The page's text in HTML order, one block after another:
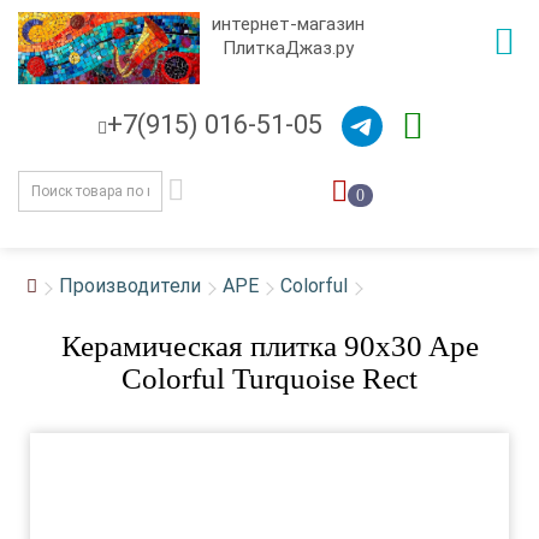
интернет-магазин
ПлиткаДжаз.ру
+7(915) 016-51-05
0
Производители APE Colorful
Керамическая плитка 90x30 Ape
Colorful Turquoise Rect